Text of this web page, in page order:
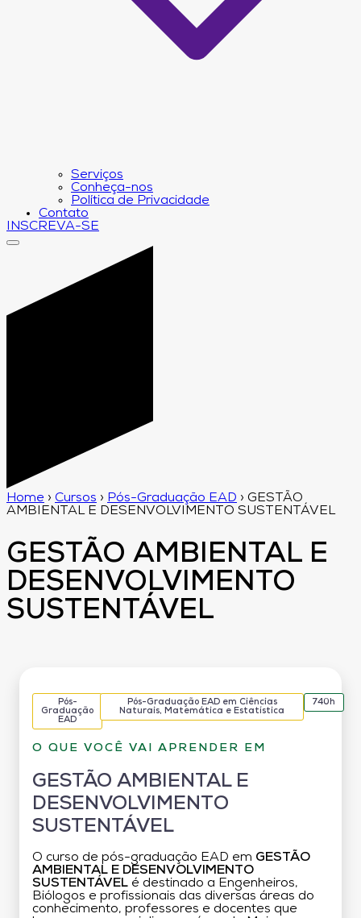
Serviços
Conheça-nos
Política de Privacidade
Contato
INSCREVA-SE
Home › Cursos › Pós-Graduação EAD › GESTÃO
AMBIENTAL E DESENVOLVIMENTO SUSTENTÁVEL
GESTÃO AMBIENTAL E
DESENVOLVIMENTO
SUSTENTÁVEL
Pós-
Graduação
EAD
Pós-Graduação EAD em Ciências
Naturais, Matemática e Estatística
740h
O QUE VOCÊ VAI APRENDER EM
GESTÃO AMBIENTAL E
DESENVOLVIMENTO
SUSTENTÁVEL
O curso de pós-graduação EAD em GESTÃO
AMBIENTAL E DESENVOLVIMENTO
SUSTENTÁVEL é destinado a Engenheiros,
Biólogos e profissionais das diversas áreas do
conhecimento, professores e docentes que